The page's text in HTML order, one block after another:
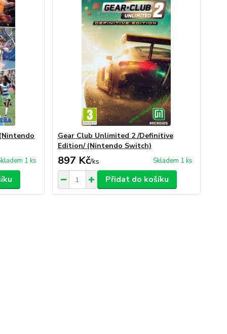
1 ks
Gear Club Unlimited 2 /Definitive
Edition/ (Nintendo Switch)
897 Kč/ks Skladem 1 ks
Přidat do košíku